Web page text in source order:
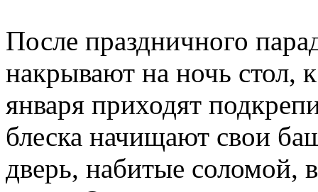
После праздничного
накрывают на ночь стол,
января приходят
блеска начищают свои
дверь, набитые соломой,